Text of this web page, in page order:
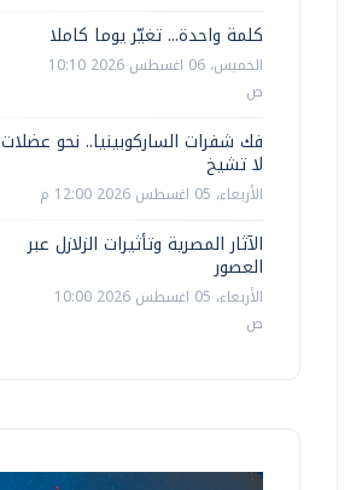
كلمة واحدة... تغيّر يوما كاملا
الخميس، 06 اغسطس 2026 10:10
ص
فك شفرات الساركوبينيا.. نحو عضلات
لا تشيخ
الأربعاء، 05 اغسطس 2026 12:00 م
الآثار المصرية وتأثيرات الزلازل عبر
العصور
الأربعاء، 05 اغسطس 2026 10:00
ص